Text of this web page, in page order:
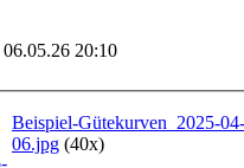
20:10
Beispiel-Gütekurven_2025-04-
06.jpg (40x)